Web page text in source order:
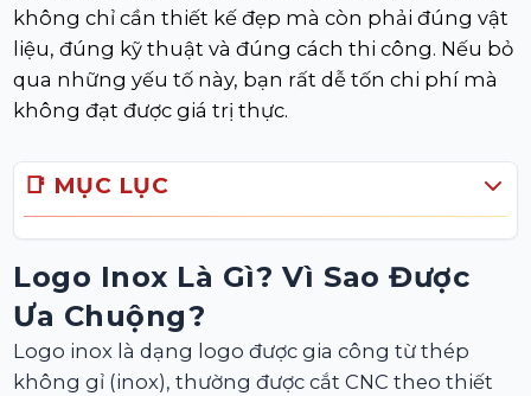
không chỉ cần thiết kế đẹp mà còn phải đúng vật
liệu, đúng kỹ thuật và đúng cách thi công. Nếu bỏ
qua những yếu tố này, bạn rất dễ tốn chi phí mà
không đạt được giá trị thực.
📑 MỤC LỤC
Logo Inox Là Gì? Vì Sao Được
Ưa Chuộng?
Logo inox là dạng logo được gia công từ thép
không gỉ (inox), thường được cắt CNC theo thiết